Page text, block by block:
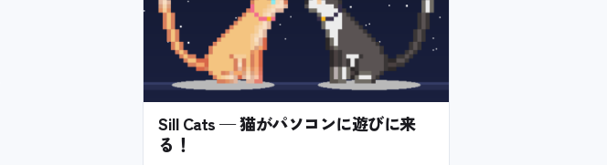
Sill Cats — 猫がパソコンに遊びに来
る！